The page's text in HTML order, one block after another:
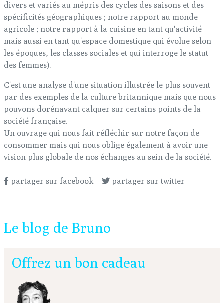
divers et variés au mépris des cycles des saisons et des
spécificités géographiques ; notre rapport au monde
agricole ; notre rapport à la cuisine en tant qu'activité
mais aussi en tant qu'espace domestique qui évolue selon
les époques, les classes sociales et qui interroge le statut
des femmes).
C'est une analyse d'une situation illustrée le plus souvent
par des exemples de la culture britannique mais que nous
pouvons dorénavant calquer sur certains points de la
société française.
Un ouvrage qui nous fait réfléchir sur notre façon de
consommer mais qui nous oblige également à avoir une
vision plus globale de nos échanges au sein de la société.
partager sur facebook partager sur twitter
Le blog de Bruno
Offrez un bon cadeau